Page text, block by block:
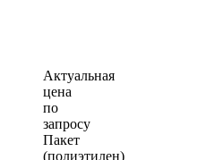
Актуальная
цена
по
запросу
Пакет
(полиэтилен)